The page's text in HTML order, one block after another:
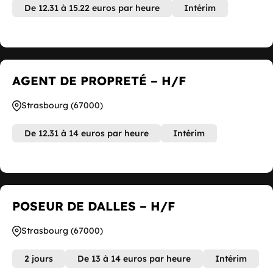
De 12.31 à 15.22 euros par heure Intérim
AGENT DE PROPRETÉ – H/F
Strasbourg (67000)
De 12.31 à 14 euros par heure Intérim
POSEUR DE DALLES – H/F
Strasbourg (67000)
2 jours De 13 à 14 euros par heure Intérim